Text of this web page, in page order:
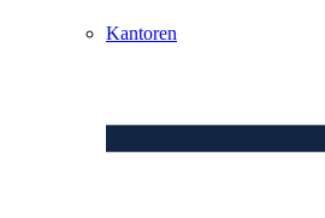
Kantoren